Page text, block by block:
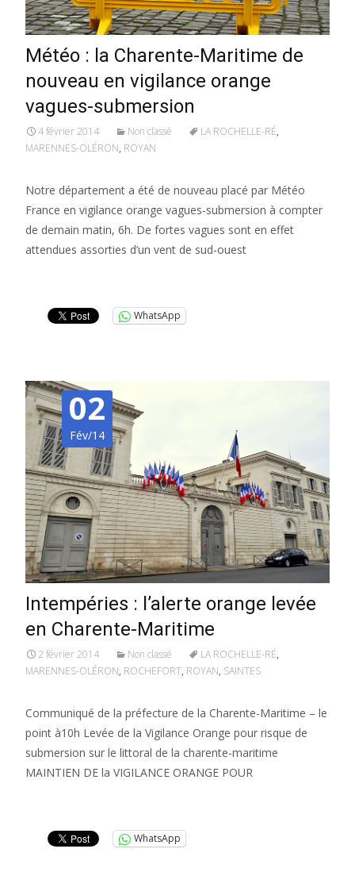
Météo : la Charente-Maritime de
nouveau en vigilance orange
vagues-submersion
4 février 2014 Non classé LA ROCHELLE-RÉ,
MARENNES-OLÉRON, ROYAN
Notre département a été de nouveau placé par Météo
France en vigilance orange vagues-submersion à compter
de demain matin, 6h. De fortes vagues sont en effet
attendues assorties d’un vent de sud-ouest
WhatsApp
02
Fév/14
Intempéries : l’alerte orange levée
en Charente-Maritime
2 février 2014 Non classé LA ROCHELLE-RÉ,
MARENNES-OLÉRON, ROCHEFORT, ROYAN, SAINTES
Communiqué de la préfecture de la Charente-Maritime – le
point à10h Levée de la Vigilance Orange pour risque de
submersion sur le littoral de la charente-maritime
MAINTIEN DE la VIGILANCE ORANGE POUR
WhatsApp